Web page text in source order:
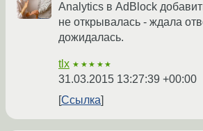
Analytics в AdBlock
не открывалась - ждала
дожидалась.
tlx ★★★★★
31.03.2015 13:27:39 +00:00
Ссылка